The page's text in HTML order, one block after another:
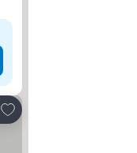
Lägg till i Mina Favoriter